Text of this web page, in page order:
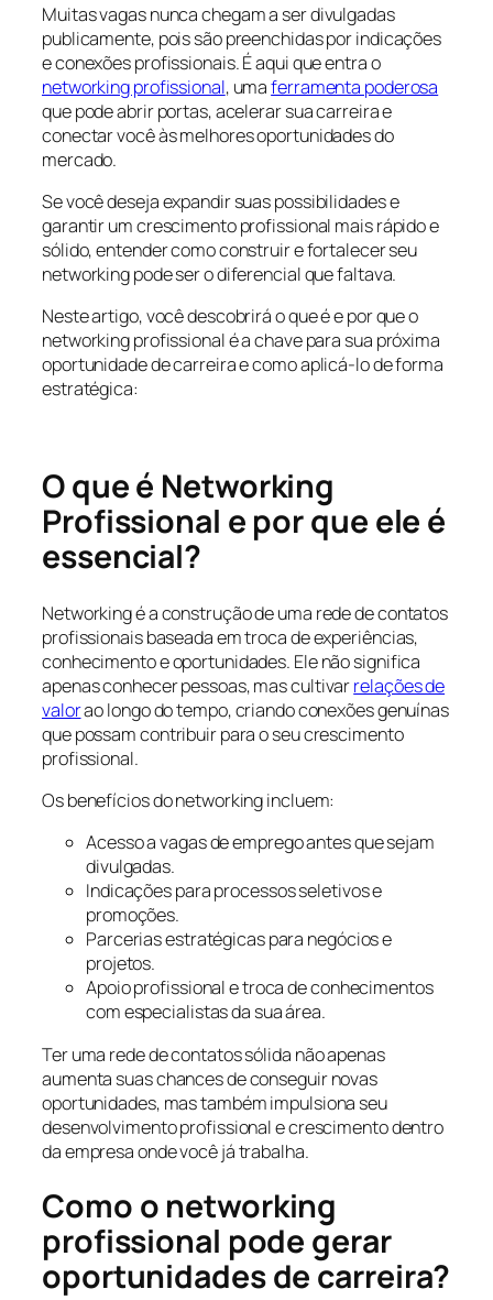
Muitas vagas nunca chegam a ser divulgadas
publicamente, pois são preenchidas por indicações
e conexões profissionais. É aqui que entra o
networking profissional, umaferramenta poderosa
que pode abrir portas, acelerar sua carreira e
conectar você às melhores oportunidades do
mercado.
Se você deseja expandir suas possibilidades e
garantir um crescimento profissional mais rápido e
sólido, entender como construir e fortalecer seu
networking pode ser o diferencial que faltava.
Neste artigo, você descobrirá o que é e por que o
networking profissional é a chave para sua próxima
oportunidade de carreira e como aplicá-lo de forma
estratégica:
O que é Networking
Profissional e por que ele é
essencial?
Networking é a construção de uma rede de contatos
profissionais baseada em troca de experiências,
conhecimento e oportunidades. Ele não significa
apenas conhecer pessoas, mas cultivarrelações de
valorao longo do tempo, criando conexões genuínas
que possam contribuir para o seu crescimento
profissional.
Os benefícios do networking incluem:
Acesso a vagas de emprego antes que sejam
divulgadas.
Indicações para processos seletivos e
promoções.
Parcerias estratégicas para negócios e
projetos.
Apoio profissional e troca de conhecimentos
com especialistas da sua área.
Ter uma rede de contatos sólida não apenas
aumenta suas chances de conseguir novas
oportunidades, mas também impulsiona seu
desenvolvimento profissional e crescimento dentro
da empresa onde você já trabalha.
Como o networking
profissional pode gerar
oportunidades de carreira?